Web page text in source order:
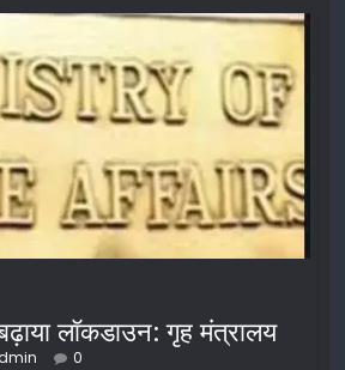
लॉकडाउन: गृह मंत्रालय
0